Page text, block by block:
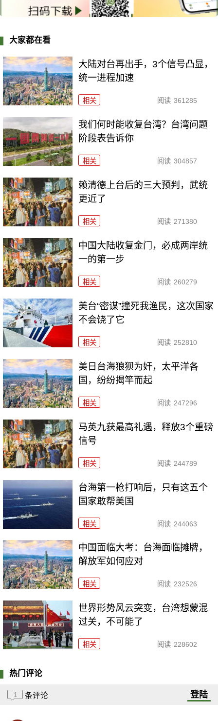
大家都在看
大陆对台再出手，3个信号凸显，
统一进程加速
相关 阅读 361285
我们何时能收复台湾？台湾问题
阶段表告诉你
相关 阅读 304857
赖清德上台后的三大预判，武统
更近了
相关 阅读 271380
中国大陆收复金门，必成两岸统
一的第一步
相关 阅读 260279
美台“密谋”撞死我渔民，这次国家
不会饶了它
相关 阅读 252810
美日台海狼狈为奸，太平洋各
国，纷纷揭竿而起
相关 阅读 247296
马英九获最高礼遇，释放3个重磅
信号
相关 阅读 244789
台海第一枪打响后，只有这五个
国家敢帮美国
相关 阅读 244063
中国面临大考：台海面临摊牌，
解放军如何应对
相关 阅读 232526
世界形势风云突变，台湾想蒙混
过关，不可能了
相关 阅读 228602
热门评论
1 条评论 登陆